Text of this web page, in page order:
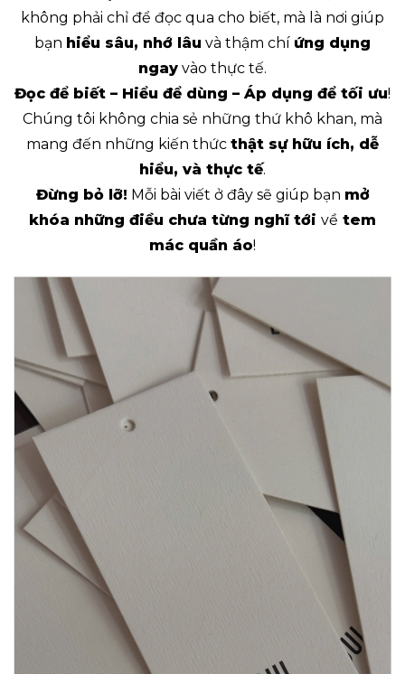
không phải chỉ để đọc qua cho biết, mà là nơi giúp
bạn hiểu sâu, nhớ lâu và thậm chí ứng dụng
ngay vào thực tế.
Đọc để biết – Hiểu để dùng – Áp dụng để tối ưu!
Chúng tôi không chia sẻ những thứ khô khan, mà
mang đến những kiến thức thật sự hữu ích, dễ
hiểu, và thực tế.
Đừng bỏ lỡ! Mỗi bài viết ở đây sẽ giúp bạn mở
khóa những điều chưa từng nghĩ tới về tem
mác quần áo!